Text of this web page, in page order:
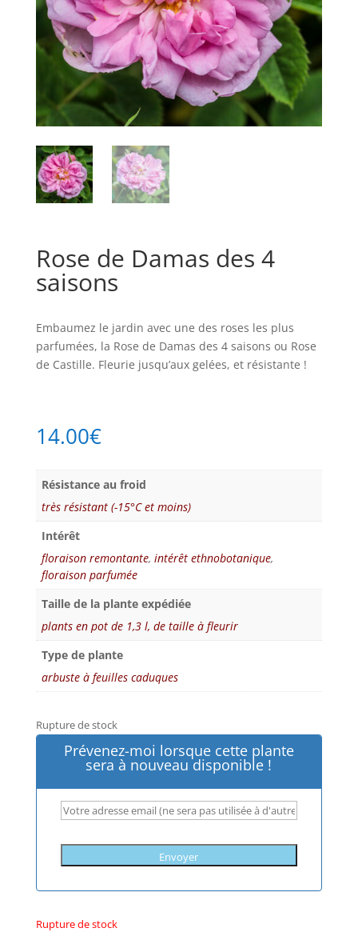
Rose de Damas des 4
saisons
Embaumez le jardin avec une des roses les plus
parfumées, la Rose de Damas des 4 saisons ou Rose
de Castille. Fleurie jusqu’aux gelées, et résistante !
14.00€
Résistance au froid
très résistant (-15°C et moins)
Intérêt
floraison remontante, intérêt ethnobotanique,
floraison parfumée
Taille de la plante expédiée
plants en pot de 1,3 l, de taille à fleurir
Type de plante
arbuste à feuilles caduques
Rupture de stock
Prévenez-moi lorsque cette plante
sera à nouveau disponible !
Rupture de stock